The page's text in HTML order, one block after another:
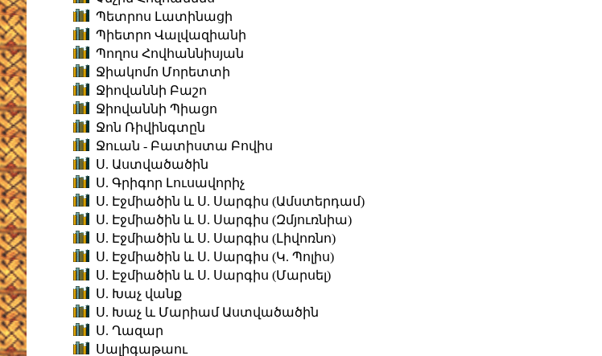
Պետրոս Լատինացի
Պիետրո Վալվազիանի
Պողոս Հովհաննիսյան
Ջիակոմո Մորետտի
Ջիովաննի Բաշո
Ջիովաննի Պիացո
Ջոն Ռիվինգտըն
Ջուան - Բատիստա Բովիս
Ս. Աստվածածին
Ս. Գրիգոր Լուսավորիչ
Ս. Էջմիածին և Ս. Սարգիս (Ամստերդամ)
Ս. Էջմիածին և Ս. Սարգիս (Զմյուռնիա)
Ս. Էջմիածին և Ս. Սարգիս (Լիվոռնո)
Ս. Էջմիածին և Ս. Սարգիս (Կ. Պոլիս)
Ս. Էջմիածին և Ս. Սարգիս (Մարսել)
Ս. Խաչ վանք
Ս. Խաչ և Մարիամ Աստվածածին
Ս. Ղազար
Սալիգաթաու